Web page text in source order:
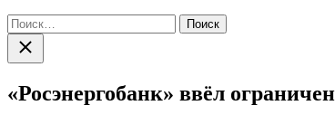
Найти:
Закрыть
поиск
«Росэнергобанк» ввёл